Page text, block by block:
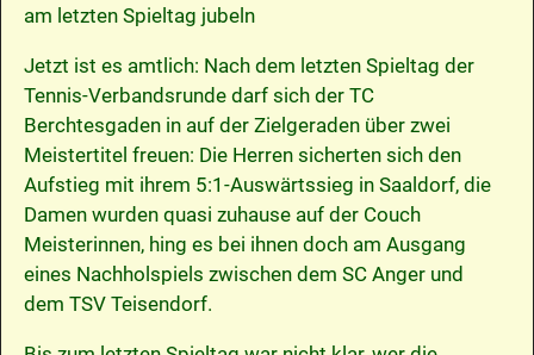
am letzten Spieltag jubeln
Jetzt ist es amtlich: Nach dem letzten Spieltag der
Tennis-Verbandsrunde darf sich der TC
Berchtesgaden in auf der Zielgeraden über zwei
Meistertitel freuen: Die Herren sicherten sich den
Aufstieg mit ihrem 5:1-Auswärtssieg in Saaldorf, die
Damen wurden quasi zuhause auf der Couch
Meisterinnen, hing es bei ihnen doch am Ausgang
eines Nachholspiels zwischen dem SC Anger und
dem TSV Teisendorf.